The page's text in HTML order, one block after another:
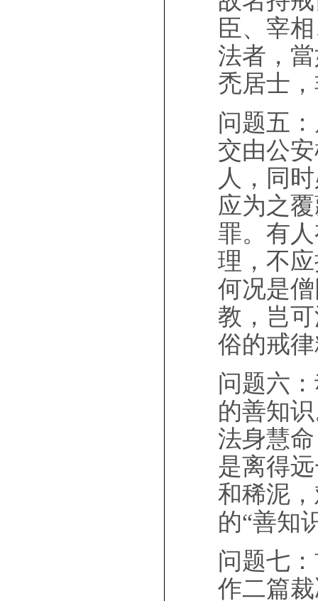
臣、宰
法者，
禿居士
问题五
交由公
人，同
应为之
罪。有
理，不
何况是
教，岂
俗的戒
问题六
的善知
法身慧
是离得
和稀泥
的“善知
问题七
作二篇